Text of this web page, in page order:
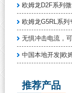
欧姆龙D2F系列
欧姆龙G5RL系
无惧冲击电流，
中国本地开发|欧
推荐产品